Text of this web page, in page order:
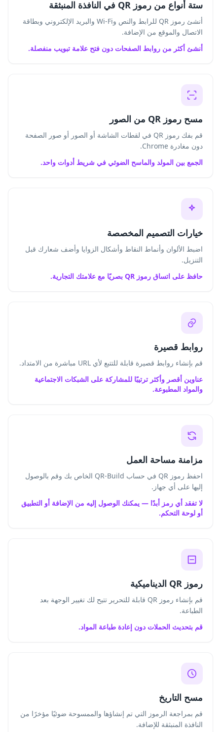
ستة أنواع من رموز QR في النافذة المنبثقة
أنشئ رموز QR للرابط والنص وWi-Fi والبريد الإلكتروني وبطاقة
الاتصال والموقع من الإضافة.
أنشئ أكثر من روابط الصفحات دون فتح علامة تبويب منفصلة.
مسح رموز QR من الصور
قم بفك رموز QR في لقطات الشاشة أو الصور أو صور الصفحة
دون مغادرة Chrome.
الجمع بين المولد والماسح الضوئي في شريط أدوات واحد.
خيارات التصميم المخصصة
اضبط الألوان وأنماط النقاط وأشكال الزوايا وأضف شعارك قبل
التنزيل.
حافظ على اتساق رموز QR بصريًا مع علامتك التجارية.
روابط قصيرة
قم بإنشاء روابط قصيرة قابلة للتتبع لأي URL مباشرة من الامتداد.
عناوين أقصر وأكثر ترتيبًا للمشاركة على الشبكات الاجتماعية
والمواد المطبوعة.
مزامنة مساحة العمل
احفظ رموز QR في حساب QR-Build الخاص بك وقم بالوصول
إليها على أي جهاز.
لا تفقد أي رمز أبدًا — يمكنك الوصول إليه من الإضافة أو التطبيق
أو لوحة التحكم.
رموز QR الديناميكية
قم بإنشاء رموز QR قابلة للتحرير تتيح لك تغيير الوجهة بعد
الطباعة.
قم بتحديث الحملات دون إعادة طباعة المواد.
مسح التاريخ
قم بمراجعة الرموز التي تم إنشاؤها والممسوحة ضوئيًا مؤخرًا من
النافذة المنبثقة للإضافة.